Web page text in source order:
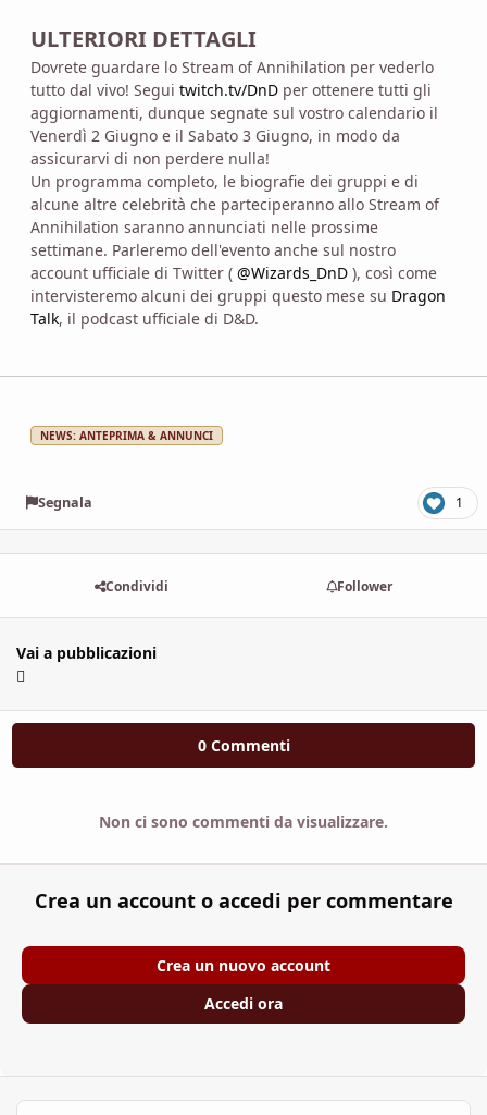
ULTERIORI DETTAGLI
Dovrete guardare lo Stream of Annihilation per vederlo
tutto dal vivo! Segui twitch.tv/DnD per ottenere tutti gli
aggiornamenti, dunque segnate sul vostro calendario il
Venerdì 2 Giugno e il Sabato 3 Giugno, in modo da
assicurarvi di non perdere nulla!
Un programma completo, le biografie dei gruppi e di
alcune altre celebrità che parteciperanno allo Stream of
Annihilation saranno annunciati nelle prossime
settimane. Parleremo dell'evento anche sul nostro
account ufficiale di Twitter ( @Wizards_DnD ), così come
intervisteremo alcuni dei gruppi questo mese su Dragon
Talk, il podcast ufficiale di D&D.
NEWS: ANTEPRIMA & ANNUNCI
Segnala 1
Condividi Follower
Vai a pubblicazioni
0 Commenti
Non ci sono commenti da visualizzare.
Crea un account o accedi per commentare
Crea un nuovo account
Accedi ora